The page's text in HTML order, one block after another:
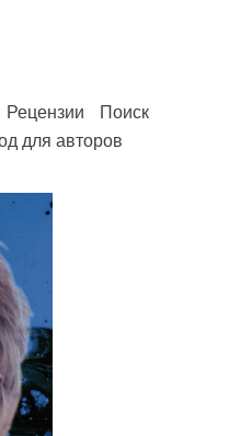
Рецензии
Поиск
для авторов